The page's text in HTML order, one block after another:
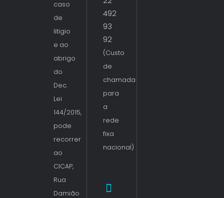
caso
de
litigio
e ao
abrigo
do
Dec.
Lei
144/2015,
pode
recorrer
ao
CICAP,
Rua
Damião
492
93
92
(Custo
de
chamada
para
a
rede
fixa
nacional)